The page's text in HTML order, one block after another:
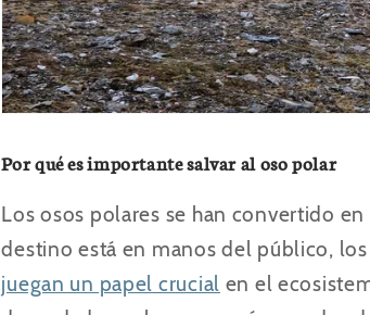
Por qué es importante salvar al oso polar
Los osos polares se han convertido
destino está en manos del público,
juegan un papel crucial en el